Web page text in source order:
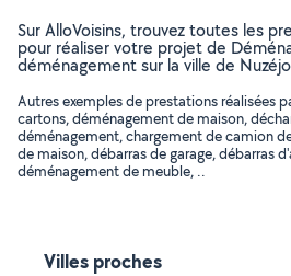
Sur AlloVoisins, trouvez toutes les
pour réaliser votre projet de
déménagement sur la ville de
Autres exemples de prestations réalisées
cartons, déménagement de maison,
déménagement, chargement de camion
de maison, débarras de garage, débarras
déménagement de meuble, ..
Villes proches